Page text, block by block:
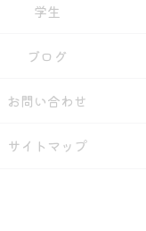
学生
ブログ
お問い合わせ
サイトマップ